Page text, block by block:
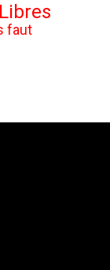
faut